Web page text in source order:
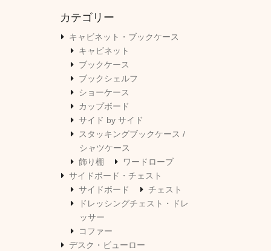
カテゴリー
キャビネット・ブックケース
キャビネット
ブックケース
ブックシェルフ
ショーケース
カップボード
サイド by サイド
スタッキングブックケース /
シャツケース
飾り棚
ワードローブ
サイドボード・チェスト
サイドボード
チェスト
ドレッシングチェスト・ドレ
ッサー
コファー
デスク・ビューロー